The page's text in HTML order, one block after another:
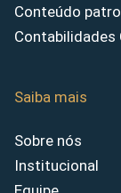
Conteúdo
Contabilidades
Saiba mais
Sobre nós
Institucional